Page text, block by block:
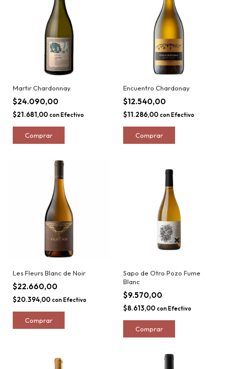
Martir Chardonnay
$24.090,00
$21.681,00 conEfectivo
Encuentro Chardonay
$12.540,00
$11.286,00 conEfectivo
Les Fleurs Blanc de Noir
$22.660,00
$20.394,00 con Efectivo
Sapo de Otro Pozo Fume
Blanc
$9.570,00
$8.613,00 con Efectivo